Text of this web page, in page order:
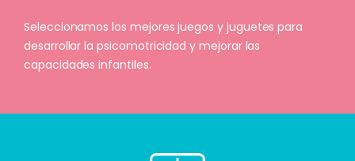
Seleccionamos los mejores juegos y juguetes para
desarrollar la psicomotricidad y mejorar las
capacidades infantiles.